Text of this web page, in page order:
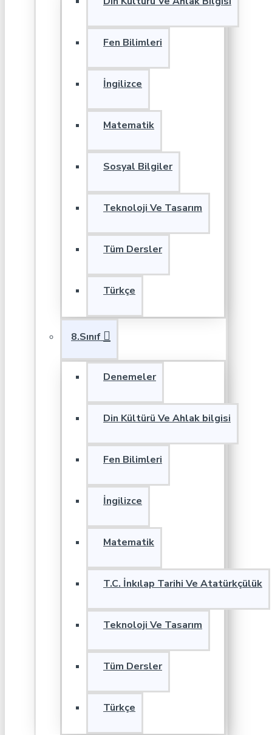
Fen Bilimleri
İngilizce
Matematik
Sosyal Bilgiler
Teknoloji Ve Tasarım
Tüm Dersler
Türkçe
8.Sınıf
Denemeler
Din Kültürü Ve Ahlak bilgisi
Fen Bilimleri
İngilizce
Matematik
T.C. İnkılap Tarihi Ve Atatürkçülük
Teknoloji Ve Tasarım
Tüm Dersler
Türkçe